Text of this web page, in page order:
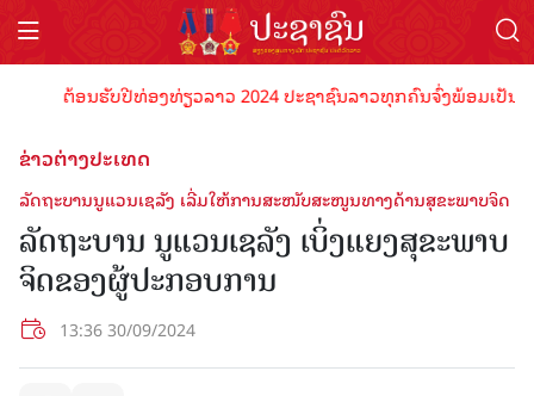
ຕ້ອນຮັບປີທ່ອງທ່ຽວລາວ 2024 ປະຊາຊົນລາວທຸກຄົນຈົ່ງພ້ອມເປັນເ
ຂ່າວຕ່າງປະເທດ
ລັດຖະບານນູແວນເຊລັງ ເລີ່ມໃຫ້ການສະໜັບສະໜູນທາງດ້ານສຸຂະພາບຈິດ
ລັດຖະບານ ນູແວນເຊລັງ ເບິ່ງແຍງສຸຂະພາບ
ຈິດຂອງຜູ້ປະກອບການ
13:36 30/09/2024